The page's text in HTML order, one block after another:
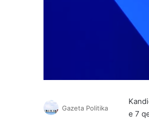
e 7
Gazeta Politika